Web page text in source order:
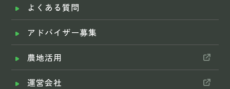
よくある質問
アドバイザー募集
農地活用
運営会社